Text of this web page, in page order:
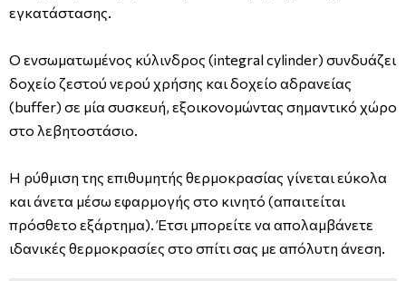
εγκατάστασης.
Ο ενσωματωμένος κύλινδρος (integral cylinder) συνδυάζει
δοχείο ζεστού νερού χρήσης και δοχείο αδρανείας
(buffer) σε μία συσκευή, εξοικονομώντας σημαντικό χώρο
στο λεβητοστάσιο.
Η ρύθμιση της επιθυμητής θερμοκρασίας γίνεται εύκολα
και άνετα μέσω εφαρμογής στο κινητό (απαιτείται
πρόσθετο εξάρτημα). Έτσι μπορείτε να απολαμβάνετε
ιδανικές θερμοκρασίες στο σπίτι σας με απόλυτη άνεση.